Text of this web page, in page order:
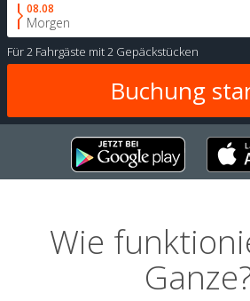
08.08
Morgen
Für2 Fahrgäste mit2 Gepäckstücken
Wie